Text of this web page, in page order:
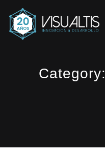
Category: